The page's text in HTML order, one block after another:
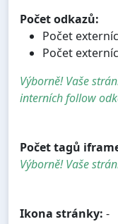
Počet odkazů:
Počet
Počet
Výborně! Vaše
interních follow
Počet tagů
Výborně! Vaše
Ikona stránky: -